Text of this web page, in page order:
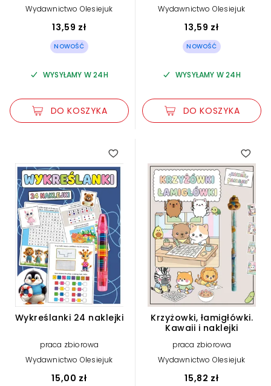
Wydawnictwo Olesiejuk
13,59 zł
NOWOŚĆ
WYSYŁAMY W 24H
DO KOSZYKA
Wydawnictwo Olesiejuk
13,59 zł
NOWOŚĆ
WYSYŁAMY W 24H
DO KOSZYKA
Wykreślanki 24 naklejki
praca zbiorowa
Wydawnictwo Olesiejuk
15,00 zł
Krzyżowki, łamigłówki.
Kawaii i naklejki
praca zbiorowa
Wydawnictwo Olesiejuk
15,82 zł